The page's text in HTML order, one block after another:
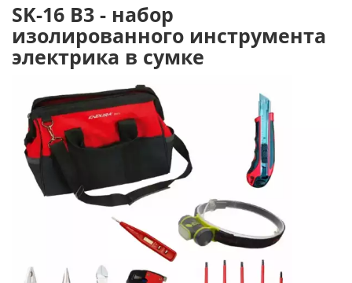
SK-16 B3 - набор
изолированного инструмента
электрика в сумке